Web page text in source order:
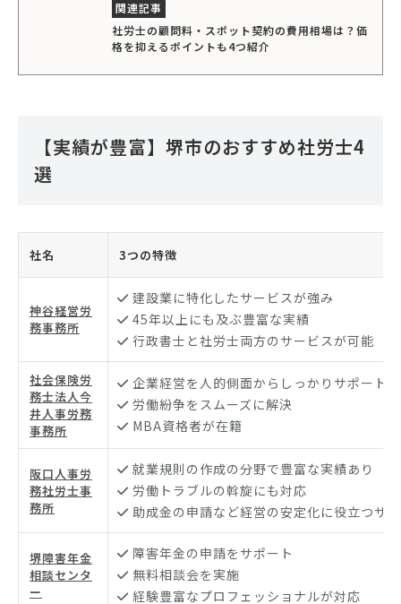
社労士の顧問料・スポット契約の費用相場は？価
格を抑えるポイントも4つ紹介
【実績が豊富】堺市のおすすめ社労士4
選
社名 3つの特徴
神谷経営労
務事務所
建設業に特化したサービスが強み
45年以上にも及ぶ豊富な実績
行政書士と社労士両方のサービスが可能
社会保険労
務士法人今
井人事労務
事務所
企業経営を人的側面からしっかりサポート
労働紛争をスムーズに解決
MBA資格者が在籍
阪口人事労
務社労士事
務所
就業規則の作成の分野で豊富な実績あり
労働トラブルの斡旋にも対応
助成金の申請など経営の安定化に役立つサ
堺障害年金
相談センタ
ー
障害年金の申請をサポート
無料相談会を実施
経験豊富なプロフェッショナルが対応